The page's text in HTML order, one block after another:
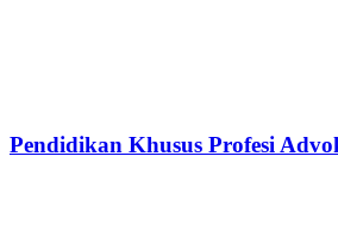
Pendidikan Khusus Profesi